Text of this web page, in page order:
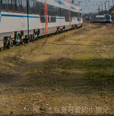
图 / 土豆有可爱的小狼牙